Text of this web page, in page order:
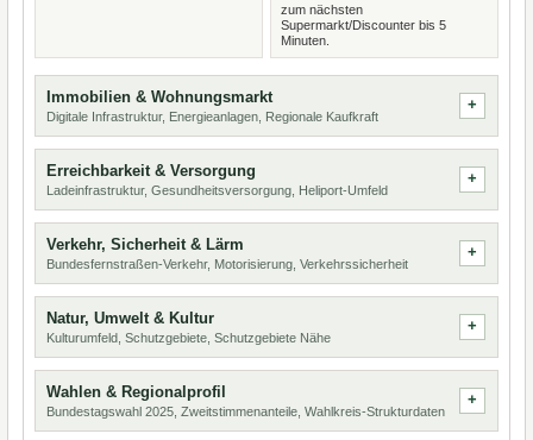
zum nächsten
Supermarkt/Discounter bis 5
Minuten.
Immobilien & Wohnungsmarkt
Digitale Infrastruktur, Energieanlagen, Regionale Kaufkraft
Erreichbarkeit & Versorgung
Ladeinfrastruktur, Gesundheitsversorgung, Heliport-Umfeld
Verkehr, Sicherheit & Lärm
Bundesfernstraßen-Verkehr, Motorisierung, Verkehrssicherheit
Natur, Umwelt & Kultur
Kulturumfeld, Schutzgebiete, Schutzgebiete Nähe
Wahlen & Regionalprofil
Bundestagswahl 2025, Zweitstimmenanteile, Wahlkreis-Strukturdaten